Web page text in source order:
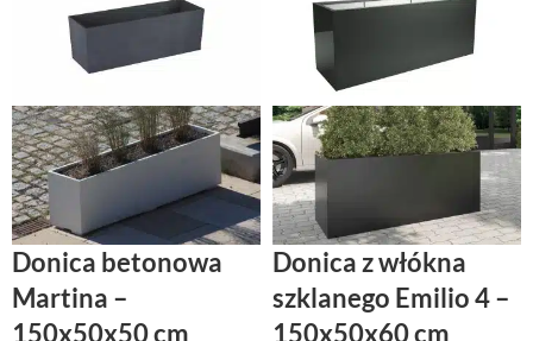
Donica betonowa
Martina –
150x50x50 cm
Donica z włókna
szklanego Emilio 4 –
150x50x60 cm